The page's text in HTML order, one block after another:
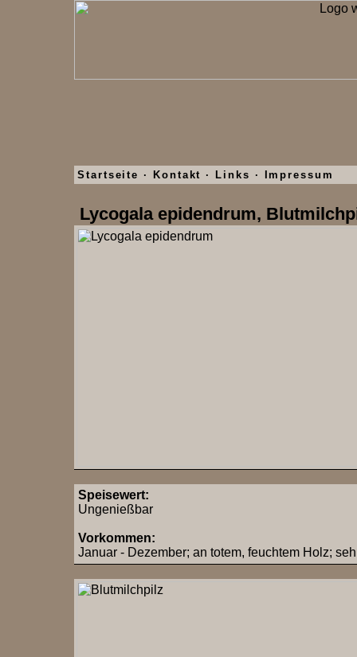
Startseite · Kontakt · Links · Impressum
Lycogala epidendrum,
Speisewert:
Ungenießbar
Vorkommen:
Januar - Dezember; an totem, feuchtem Holz;